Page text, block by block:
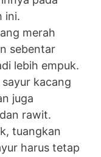
ini.
merah
sebentar
lebih empuk.
kacang
juga
rawit.
tuangkan
harus tetap